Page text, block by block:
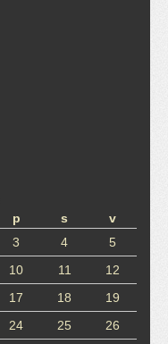
p s
v
3 4
5
10 11
12
17 18
19
24 25
26